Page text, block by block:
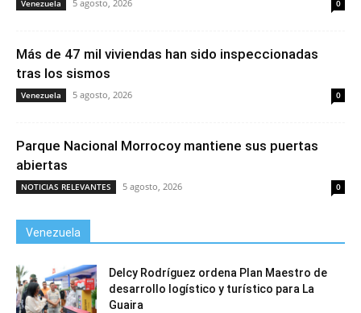
Venezuela 5 agosto, 2026 0
Más de 47 mil viviendas han sido inspeccionadas
tras los sismos
Venezuela 5 agosto, 2026 0
Parque Nacional Morrocoy mantiene sus puertas
abiertas
NOTICIAS RELEVANTES 5 agosto, 2026 0
Venezuela
Delcy Rodríguez ordena Plan Maestro de
desarrollo logístico y turístico para La
Guaira